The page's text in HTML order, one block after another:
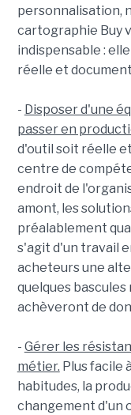
personnalisation,
cartographie Buy
indispensable :
réelle et
- Disposer d'une
passer en
d'outil soit réelle
centre de
endroit de
amont, les
préalablement
s'agit d'un travail
acheteurs une
quelques
achèveront de
- Gérer les
métier. Plus facile
habitudes, la
changement d'un